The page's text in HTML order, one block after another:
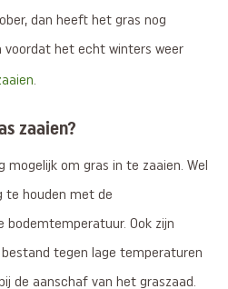
dan heeft het gras nog
voordat het echt winters weer
.
zaaien?
mogelijk om gras in te zaaien. Wel
te houden met de
bodemtemperatuur. Ook zijn
tegen lage temperaturen
de aanschaf van het graszaad.